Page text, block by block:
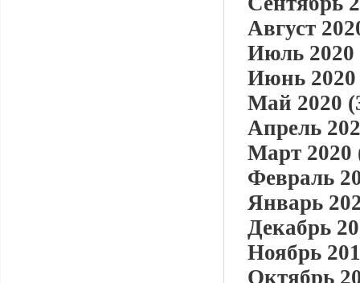
Август
Июль 2020
Июнь 2020
Май 2020
Апрель
Март 2020
Февраль
Январь
Декабрь
Ноябрь
Октябрь